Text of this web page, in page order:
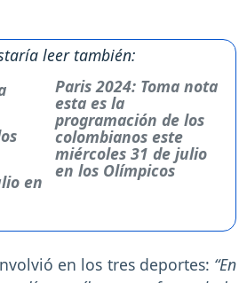
leer también:
Paris 2024: Toma nota
esta es la
programación de los
colombianos este
miércoles 31 de julio
en los Olímpicos
en los tres deportes: “En